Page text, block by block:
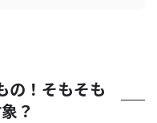
の！そもそも
？